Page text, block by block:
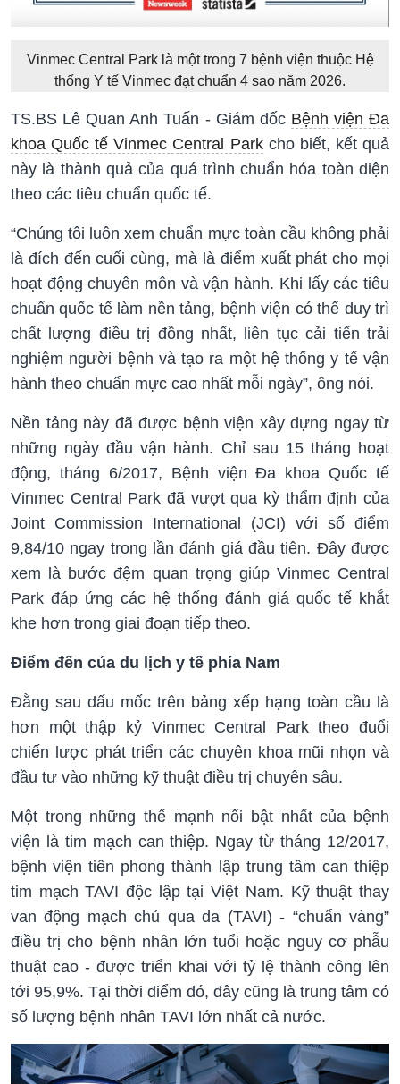
Vinmec Central Park là một trong 7 bệnh viện thuộc Hệ
thống Y tế Vinmec đạt chuẩn 4 sao năm 2026.
TS.BS Lê Quan Anh Tuấn - Giám đốc Bệnh viện Đa
khoa Quốc tế Vinmec Central Parkcho biết, kết quả
này là thành quả của quá trình chuẩn hóa toàn diện
theo các tiêu chuẩn quốc tế.
“Chúng tôi luôn xem chuẩn mực toàn cầu không phải
là đích đến cuối cùng, mà là điểm xuất phát cho mọi
hoạt động chuyên môn và vận hành. Khi lấy các tiêu
chuẩn quốc tế làm nền tảng, bệnh viện có thể duy trì
chất lượng điều trị đồng nhất, liên tục cải tiến trải
nghiệm người bệnh và tạo ra một hệ thống y tế vận
hành theo chuẩn mực cao nhất mỗi ngày”, ông nói.
Nền tảng này đã được bệnh viện xây dựng ngay từ
những ngày đầu vận hành. Chỉ sau 15 tháng hoạt
động, tháng 6/2017, Bệnh viện Đa khoa Quốc tế
Vinmec Central Park đã vượt qua kỳ thẩm định của
Joint Commission International (JCI) với số điểm
9,84/10 ngay trong lần đánh giá đầu tiên. Đây được
xem là bước đệm quan trọng giúp Vinmec Central
Park đáp ứng các hệ thống đánh giá quốc tế khắt
khe hơn trong giai đoạn tiếp theo.
Điểm đến của du lịch y tế phía Nam
Đằng sau dấu mốc trên bảng xếp hạng toàn cầu là
hơn một thập kỷ Vinmec Central Park theo đuổi
chiến lược phát triển các chuyên khoa mũi nhọn và
đầu tư vào những kỹ thuật điều trị chuyên sâu.
Một trong những thế mạnh nổi bật nhất của bệnh
viện là tim mạch can thiệp. Ngay từ tháng 12/2017,
bệnh viện tiên phong thành lập trung tâm can thiệp
tim mạch TAVI độc lập tại Việt Nam. Kỹ thuật thay
van động mạch chủ qua da (TAVI) - “chuẩn vàng”
điều trị cho bệnh nhân lớn tuổi hoặc nguy cơ phẫu
thuật cao - được triển khai với tỷ lệ thành công lên
tới 95,9%. Tại thời điểm đó, đây cũng là trung tâm có
số lượng bệnh nhân TAVI lớn nhất cả nước.